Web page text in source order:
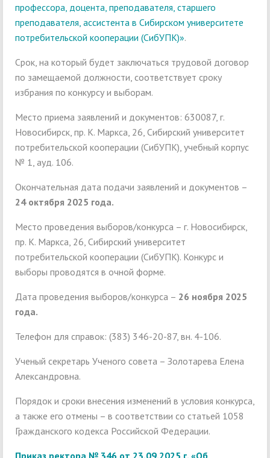
профессора, доцента, преподавателя, старшего
преподавателя, ассистента в Сибирском университете
потребительской кооперации (СибУПК)».
Срок, на который будет заключаться трудовой договор
по замещаемой должности, соответствует сроку
избрания по конкурсу и выборам.
Место приема заявлений и документов: 630087, г.
Новосибирск, пр. К. Маркса, 26, Сибирский университет
потребительской кооперации (СибУПК), учебный корпус
№ 1, ауд. 106.
Окончательная дата подачи заявлений и документов –
24 октября 2025 года.
Место проведения выборов/конкурса – г. Новосибирск,
пр. К. Маркса, 26, Сибирский университет
потребительской кооперации (СибУПК). Конкурс и
выборы проводятся в очной форме.
Дата проведения выборов/конкурса – 26 ноября 2025
года.
Телефон для справок: (383) 346-20-87, вн. 4-106.
Ученый секретарь Ученого совета – Золотарева Елена
Александровна.
Порядок и сроки внесения изменений в условия конкурса,
а также его отмены – в соответствии со статьей 1058
Гражданского кодекса Российской Федерации.
Приказ ректора № 346 от 23.09.2025 г. «Об